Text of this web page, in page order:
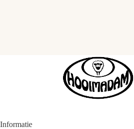
Informatie